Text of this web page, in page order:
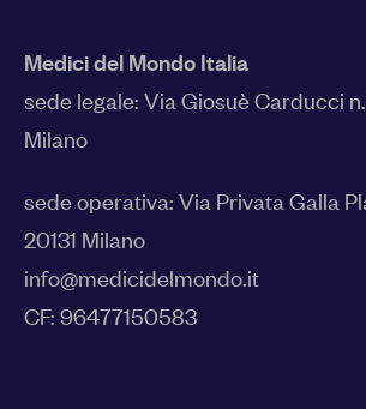
Medici del Mondo Italia
sede legale: Via Giosuè Carducci
Milano
sede operativa: Via Privata Galla
20131 Milano
info@medicidelmondo.it
CF: 96477150583